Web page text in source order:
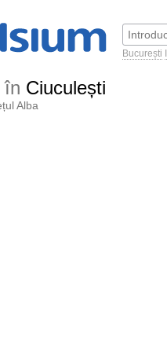
București
în Ciuculești
Alba